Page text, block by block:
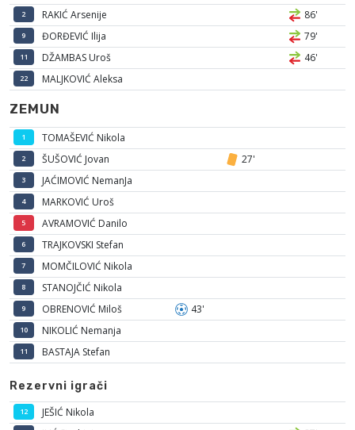
2 RAKIĆ Arsenije 86'
9 ĐORĐEVIĆ Ilija 79'
11 DŽAMBAS Uroš 46'
22 MALJKOVIĆ Aleksa
ZEMUN
1 TOMAŠEVIĆ Nikola
2 ŠUŠOVIĆ Jovan 27'
3 JAĆIMOVIĆ NemanJa
4 MARKOVIĆ Uroš
5 AVRAMOVIĆ Danilo
6 TRAJKOVSKI Stefan
7 MOMČILOVIĆ Nikola
8 STANOJČIĆ Nikola
9 OBRENOVIĆ Miloš 43'
10 NIKOLIĆ Nemanja
11 BASTAJA Stefan
Rezervni igrači
12 JEŠIĆ Nikola